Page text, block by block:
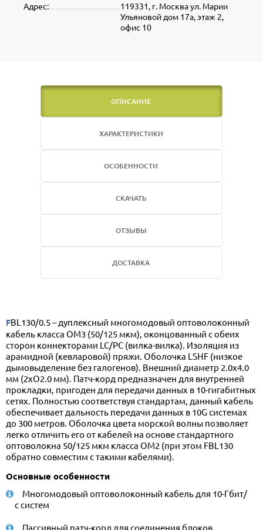
119331, г. Москва ул. Марии
Ульяновой дом 17а, этаж 2,
офис 10
Адрес:
ОПИСАНИЕ
ХАРАКТЕРИСТИКИ
ОСОБЕННОСТИ
СКАЧАТЬ
ОТЗЫВЫ
ДОСТАВКА
FBL130/0.5 – дуплексный многомодовый оптоволоконный
кабель класса OM3 (50/125 мкм), оконцованный с обеих
сторон коннекторами LC/PC (вилка-вилка). Изоляция из
арамидной (кевларовой) пряжи. Оболочка LSHF (низкое
дымовыделение без галогенов). Внешний диаметр 2.0x4.0
мм (2xO2.0 мм). Патч-корд предназначен для внутренней
прокладки, пригоден для передачи данных в 10-гигабитных
сетях. Полностью соответствуя стандартам, данный кабель
обеспечивает дальность передачи данных в 10G системах
до 300 метров. Оболочка цвета морской волны позволяет
легко отличить его от кабелей на основе стандартного
оптоволокна 50/125 мкм класса OM2 (при этом FBL130
обратно совместим с такими кабелями).
Основные особенности
Многомодовый оптоволоконный кабель для 10-Гбит/
с систем
Пассивный патч-корд для соединения блоков